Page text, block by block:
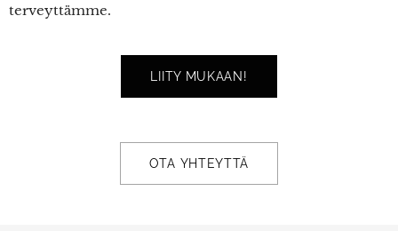
terveyttämme.
LIITY MUKAAN!
OTA YHTEYTTÄ